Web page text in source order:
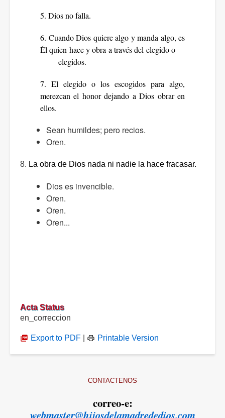
5. Dios no falla.
6. Cuando Dios quiere algo y manda algo, es
Él quien hace y obra a través del elegido o
elegidos.
7. El elegido o los escogidos para algo,
merezcan el honor dejando a Dios obrar en
ellos.
Sean humildes; pero recios.
Oren.
8. La obra de Dios nada ni nadie la hace fracasar.
Dios es invencible.
Oren.
Oren.
Oren...
Acta Status
en_correccion
Export to PDF Printable Version
CONTACTENOS
correo-e: